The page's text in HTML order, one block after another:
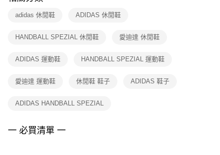
是否繳費成功／繳費後需取消欲退款等相關疑問，請聯繫「AFTEE先享後付
客戶支援中心」https://netprotections.freshdesk.com/support/home
１．透過由恩沛科技股份有限公司提供之「AFTEE先享後付」服務完成之交
權轉讓予恩沛科技股份有限公司。
３．未成年的使用者請事先徵得法定代理人或監護人之同意方可使用
任。
請求用戶進行身份認證。
５．嚴禁一人註冊多個帳號或使用他人資訊註冊。若發現惡意使用之情形，
adidas 休閒鞋 ADIDAS 休閒鞋
HANDBALL SPEZIAL 休閒鞋 愛迪達 休閒鞋
ADIDAS 運動鞋 HANDBALL SPEZIAL 運動鞋
愛迪達 運動鞋 休閒鞋 鞋子 ADIDAS 鞋子
ADIDAS HANDBALL SPEZIAL
一 必買清單 一